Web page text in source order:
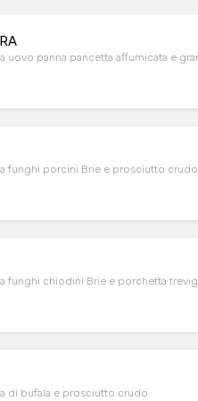
uovo panna pancetta affumicata e
funghi porcini Brie e prosciutto crudo
funghi chiodini Brie e porchetta
di bufala e prosciutto crudo